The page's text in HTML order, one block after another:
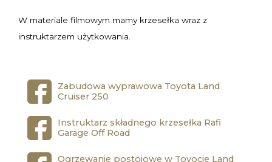
W materiale filmowym mamy krzesełka wraz z
instruktarzem użytkowania.
Zabudowa wyprawowa Toyota Land
Cruiser 250
Instruktarz składnego krzesełka Rafi
Garage Off Road
Ogrzewanie postojowe w Toyocie Land